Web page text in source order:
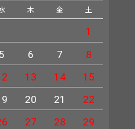
木 金 土
1
5 6 7
8
13 14
15
20 21
22
27 28
29